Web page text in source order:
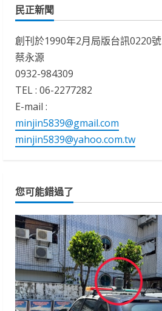
民正新聞
創刊於1990年2月局版台訊0220號
蔡永源
0932-984309
TEL : 06-2277282
E-mail :
minjin5839@gmail.com
minjin5839@yahoo.com.tw
您可能錯過了